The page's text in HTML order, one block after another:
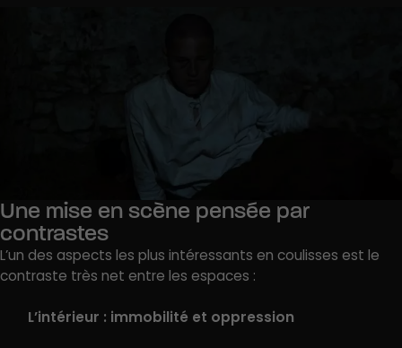
Une mise en scène pensée par
contrastes
L’un des aspects les plus intéressants en coulisses est le
contraste très net entre les espaces :
L’intérieur : immobilité et oppression